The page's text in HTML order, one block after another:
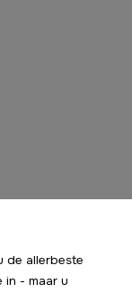
de allerbeste
in - maar u